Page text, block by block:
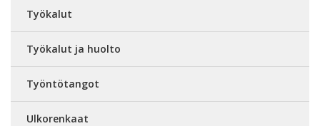
Työkalut
Työkalut ja huolto
Työntötangot
Ulkorenkaat